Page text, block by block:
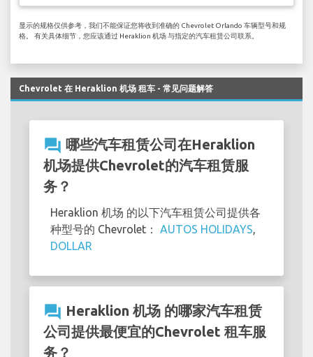
显示的规格仅供参考，我们不能保证您将收到准确的 Chevrolet Orlando 车辆型号和规
格。 有关具体细节，您应该通过 Heraklion 机场 与指定的汽车租赁公司联系。
Chevrolet 在 Heraklion 机场 租车 - 常见问题解答
question_answer 哪些汽车租赁公司在Heraklion
机场提供Chevrolet的汽车租赁服
务？
Heraklion 机场 的以下汽车租赁公司提供各
种型号的 Chevrolet： AUTOS HOLIDAYS,
DOLLAR
question_answer Heraklion 机场 的哪家汽车租赁
公司提供最便宜的Chevrolet 租车服
务？